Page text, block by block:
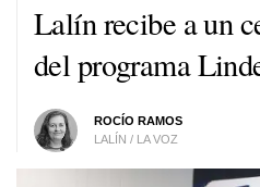
Lalín recibe a un
del programa
ROCÍO RAMOS
LALÍN / LA VOZ